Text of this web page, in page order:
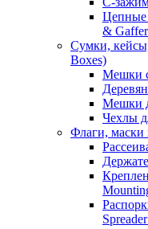
Цепные
&
Сумки,
Boxes)
Мешки
Мешки
Чехлы
Флаги, маски